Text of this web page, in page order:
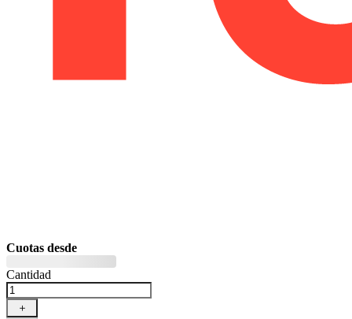
Cuotas desde
Cantidad
＋